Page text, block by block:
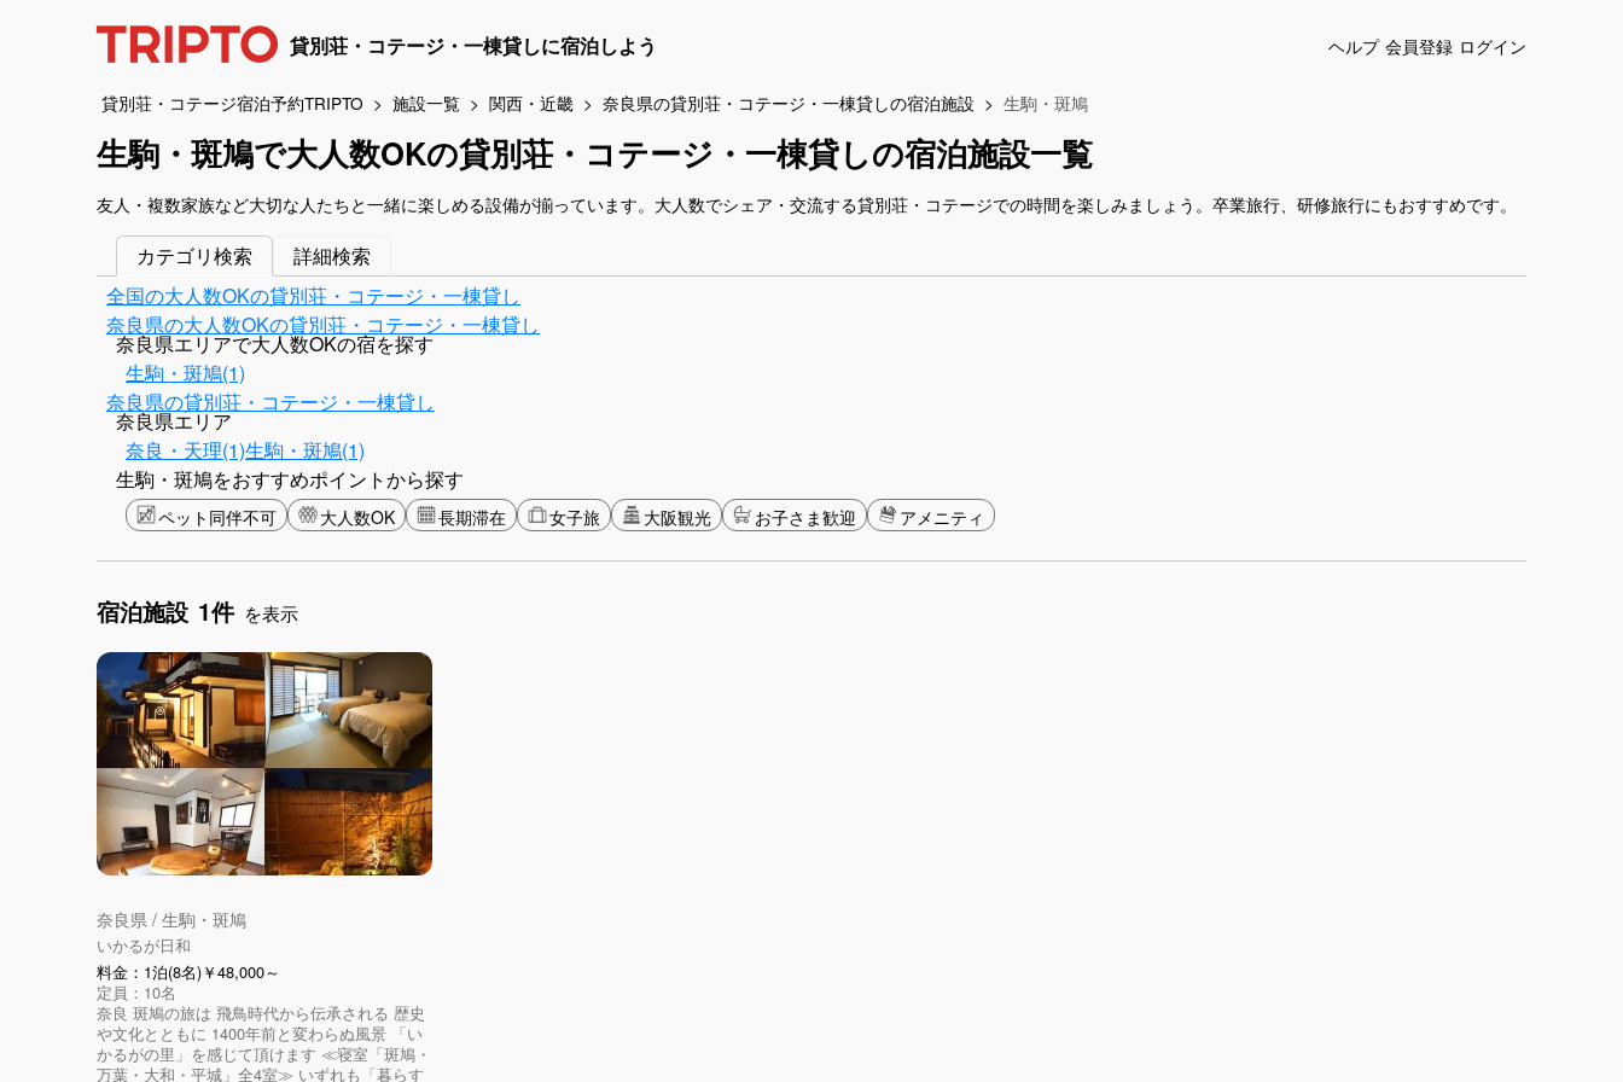
貸別荘・コテージ・一棟貸しに宿泊しよう ヘルプ 会員登録 ログイン
貸別荘・コテージ宿泊予約TRIPTO 施設一覧 関西・近畿 奈良県の貸別荘・コテージ・一棟貸しの宿泊施設 生駒・斑鳩
生駒・斑鳩で大人数OKの貸別荘・コテージ・一棟貸しの宿泊施設一覧
友人・複数家族など大切な人たちと一緒に楽しめる設備が揃っています。大人数でシェア・交流する貸別荘・コテージでの時間を楽しみましょう。卒業旅行、研修旅行にもおすすめです。
カテゴリ検索
詳細検索
全国の大人数OKの貸別荘・コテージ・一棟貸し
奈良県の大人数OKの貸別荘・コテージ・一棟貸し
奈良県エリアで大人数OKの宿を探す
生駒・斑鳩(1)
奈良県の貸別荘・コテージ・一棟貸し
奈良県エリア
奈良・天理(1)生駒・斑鳩(1)
生駒・斑鳩をおすすめポイントから探す
ペット同伴不可 大人数OK 長期滞在 女子旅 大阪観光 お子さま歓迎 アメニティ
宿泊施設 1件 を表示
奈良県 / 生駒・斑鳩
いかるが日和
料金：1泊(8名)￥48,000～
定員：10名
奈良 斑鳩の旅は 飛鳥時代から伝承される 歴史
や文化とともに 1400年前と変わらぬ風景 「い
かるがの里」を感じて頂けます ≪寝室「斑鳩・
万葉・大和・平城」全4室≫ いずれも「暮らす